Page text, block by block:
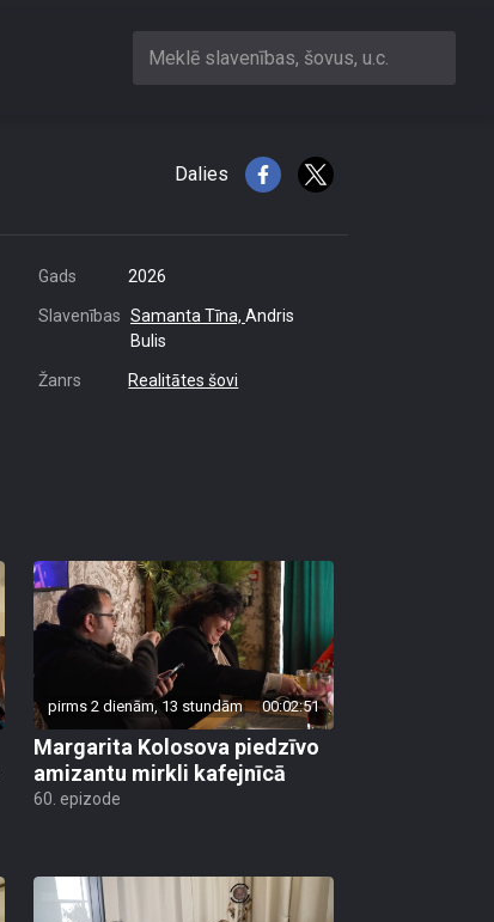
Meklē slavenības, šovus, u.c.
Dalies
Gads 2026
Slavenības Samanta Tīna, Andris
Bulis
Žanrs Realitātes šovi
pirms 2 dienām, 13 stundām 00:02:51
Margarita Kolosova piedzīvo
amizantu mirkli kafejnīcā
60. epizode